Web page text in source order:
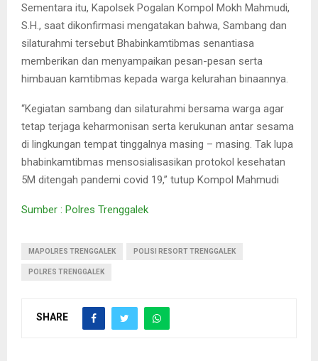
Sementara itu, Kapolsek Pogalan Kompol Mokh Mahmudi,
S.H., saat dikonfirmasi mengatakan bahwa, Sambang dan
silaturahmi tersebut Bhabinkamtibmas senantiasa
memberikan dan menyampaikan pesan-pesan serta
himbauan kamtibmas kepada warga kelurahan binaannya.
“Kegiatan sambang dan silaturahmi bersama warga agar
tetap terjaga keharmonisan serta kerukunan antar sesama
di lingkungan tempat tinggalnya masing – masing. Tak lupa
bhabinkamtibmas mensosialisasikan protokol kesehatan
5M ditengah pandemi covid 19,” tutup Kompol Mahmudi
Sumber : Polres Trenggalek
MAPOLRES TRENGGALEK POLISI RESORT TRENGGALEK
POLRES TRENGGALEK
SHARE